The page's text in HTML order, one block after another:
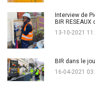
Interview de
BIR
13-10-2021
BIR dans le
16-04-2021